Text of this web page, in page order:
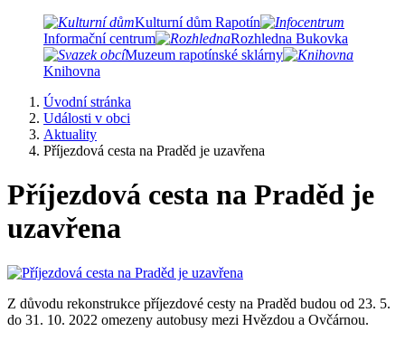
Kulturní dům Rapotín
Informační centrum
Rozhledna Bukovka
Muzeum rapotínské sklárny
Knihovna
Úvodní stránka
Události v obci
Aktuality
Příjezdová cesta na Praděd je uzavřena
Příjezdová cesta na Praděd je
uzavřena
Z důvodu rekonstrukce příjezdové cesty na Praděd budou od 23. 5.
do 31. 10. 2022 omezeny autobusy mezi Hvězdou a Ovčárnou.